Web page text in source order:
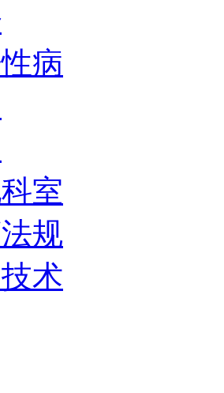
病
室
规
术